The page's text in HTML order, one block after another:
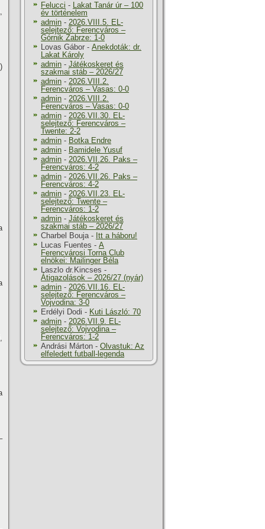
Felucci - Lakat Tanár úr – 100
év történelem
admin - 2026.VIII.5. EL-
selejtező: Ferencváros –
Górnik Zabrze: 1-0
Lovas Gábor - Anekdoták: dr.
Lakat Károly
admin - Játékoskeret és
szakmai stáb – 2026/27
admin - 2026.VIII.2.
Ferencváros – Vasas: 0-0
admin - 2026.VIII.2.
Ferencváros – Vasas: 0-0
admin - 2026.VII.30. EL-
selejtező: Ferencváros –
Twente: 2-2
admin - Botka Endre
admin - Bamidele Yusuf
admin - 2026.VII.26. Paks –
Ferencváros: 4-2
admin - 2026.VII.26. Paks –
Ferencváros: 4-2
admin - 2026.VII.23. EL-
selejtező: Twente –
Ferencváros: 1-2
admin - Játékoskeret és
szakmai stáb – 2026/27
Charbel Bouja- Itt a háboru!
Lucas Fuentes - A
Ferencvárosi Torna Club
elnökei: Mailinger Béla
Laszlo dr.Kincses -
Átigazolások – 2026/27 (nyár)
admin - 2026.VII.16. EL-
selejtező: Ferencváros –
Vojvodina: 3-0
Erdélyi Dodi - Kuti László: 70
admin - 2026.VII.9. EL-
selejtező: Vojvodina –
Ferencváros: 1-2
Andrási Márton - Olvastuk: Az
elfeledett futball-legenda